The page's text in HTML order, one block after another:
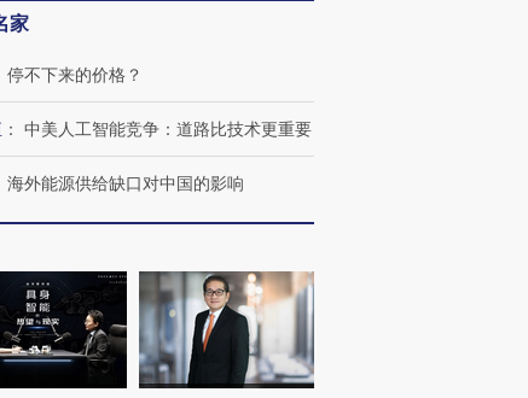
走私7万
内含3种
视线｜被称为“蟑螂”的印
度Z世代 用街头抗争将教
育部长拱下台
机”？难民潮撕裂西班牙
飞地休达
家
停不下来的价格？
： 中美人工智能竞争：道路比技术更重要
海外能源供给缺口对中国的影响